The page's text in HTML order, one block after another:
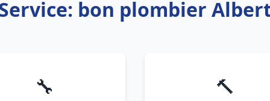
bon plombier
🔧 🔨